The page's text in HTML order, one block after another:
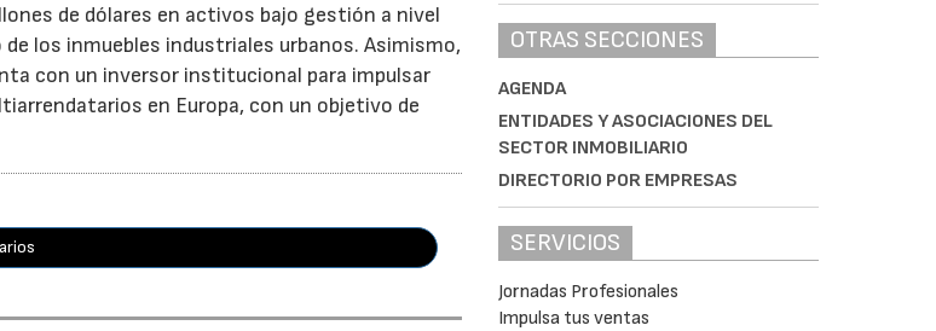
de dólares en activos bajo gestión a nivel
los inmuebles industriales urbanos. Asimismo,
con un inversor institucional para impulsar
en Europa, con un objetivo de
OTRAS SECCIONES
AGENDA
ENTIDADES Y ASOCIACIONES DEL
SECTOR INMOBILIARIO
DIRECTORIO POR EMPRESAS
SERVICIOS
Jornadas Profesionales
Impulsa tus ventas